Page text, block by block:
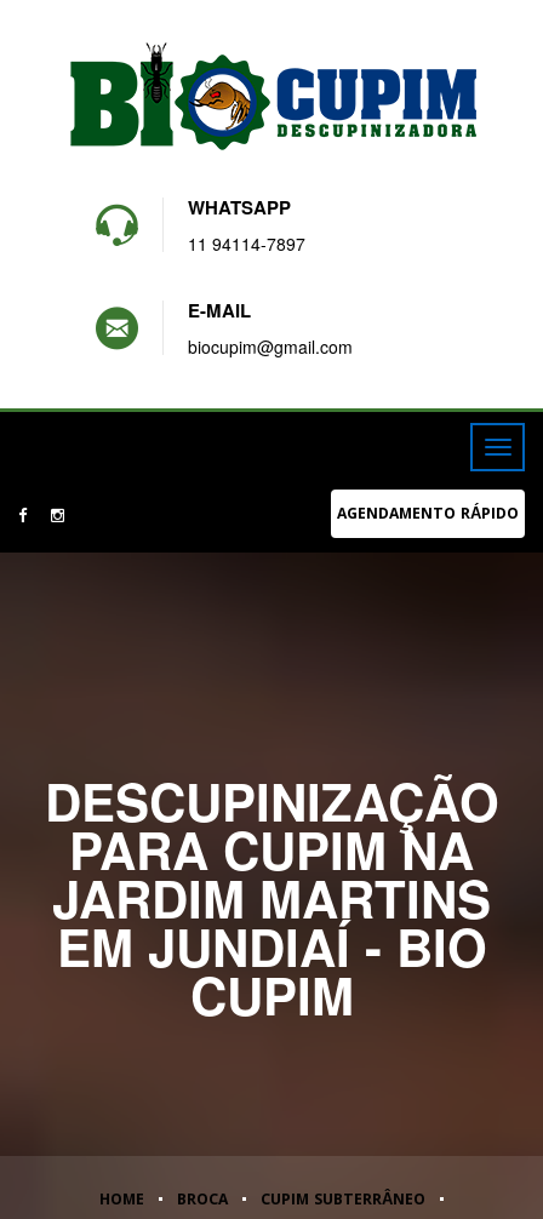
WHATSAPP
11 94114-7897
E-MAIL
biocupim@gmail.com
AGENDAMENTO RÁPIDO
DESCUPINIZAÇÃO
PARA CUPIM NA
JARDIM MARTINS
EM JUNDIAÍ - BIO
CUPIM
HOME BROCA
CUPIM SUBTERRÂNEO